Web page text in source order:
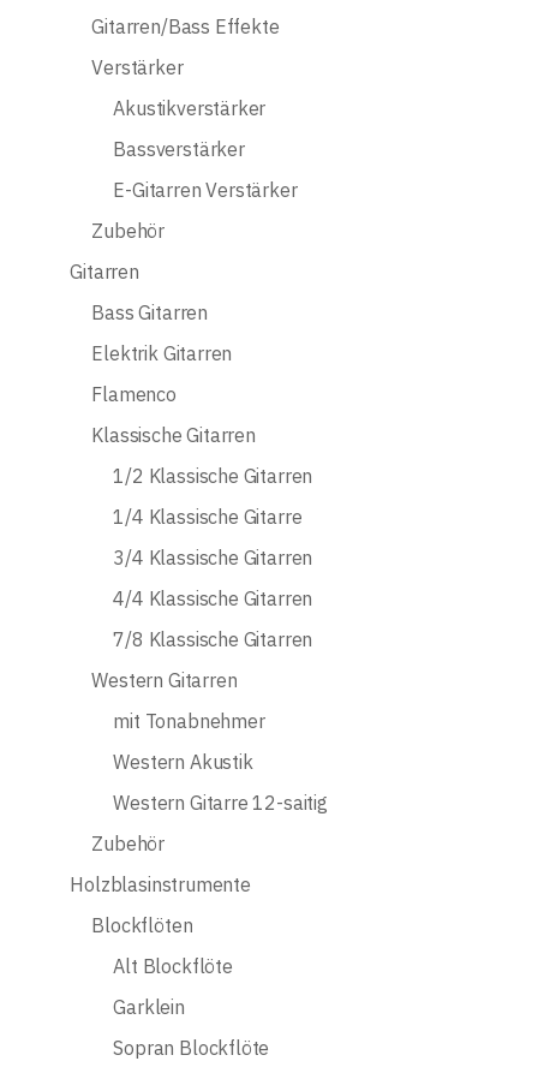
Gitarren/Bass Effekte
Verstärker
Akustikverstärker
Bassverstärker
E-Gitarren Verstärker
Zubehör
Gitarren
Bass Gitarren
Elektrik Gitarren
Flamenco
Klassische Gitarren
1/2 Klassische Gitarren
1/4 Klassische Gitarre
3/4 Klassische Gitarren
4/4 Klassische Gitarren
7/8 Klassische Gitarren
Western Gitarren
mit Tonabnehmer
Western Akustik
Western Gitarre 12-saitig
Zubehör
Holzblasinstrumente
Blockflöten
Alt Blockflöte
Garklein
Sopran Blockflöte